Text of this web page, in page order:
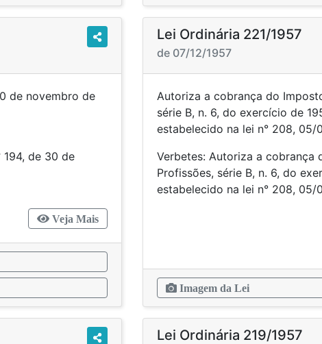
de novembro de
194, de 30 de
Veja Mais
Lei Ordinária 221/1957
de 07/12/1957
Autoriza a cobrança do
série B, n. 6, do exercício de
estabelecido na lei n° 208, 05/
Verbetes: Autoriza a cobrança
Profissões, série B, n. 6, do
estabelecido na lei n° 208, 05/
Imagem da Lei
Lei Ordinária 219/1957